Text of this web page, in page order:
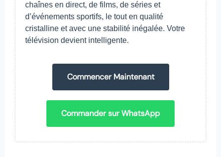
chaînes en direct, de films, de séries et
d’événements sportifs, le tout en qualité
cristalline et avec une stabilité inégalée. Votre
télévision devient intelligente.
Commencer Maintenant
Commander sur WhatsApp